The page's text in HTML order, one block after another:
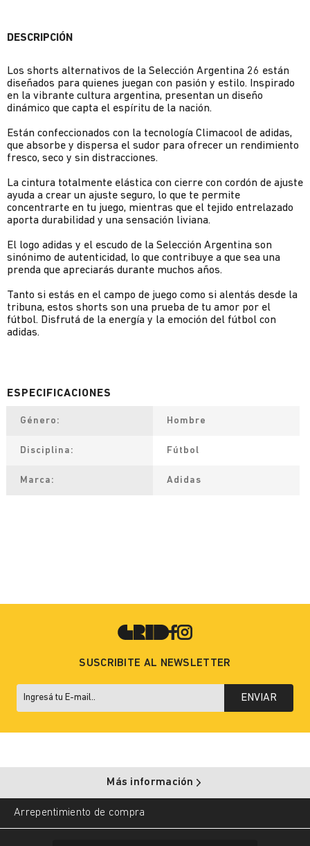
DESCRIPCIÓN
Los shorts alternativos de la Selección Argentina 26 están
diseñados para quienes juegan con pasión y estilo. Inspirado
en la vibrante cultura argentina, presentan un diseño
dinámico que capta el espíritu de la nación.
Están confeccionados con la tecnología Climacool de adidas,
que absorbe y dispersa el sudor para ofrecer un rendimiento
fresco, seco y sin distracciones.
La cintura totalmente elástica con cierre con cordón de ajuste
ayuda a crear un ajuste seguro, lo que te permite
concentrarte en tu juego, mientras que el tejido entrelazado
aporta durabilidad y una sensación liviana.
El logo adidas y el escudo de la Selección Argentina son
sinónimo de autenticidad, lo que contribuye a que sea una
prenda que apreciarás durante muchos años.
Tanto si estás en el campo de juego como si alentás desde la
tribuna, estos shorts son una prueba de tu amor por el
fútbol. Disfrutá de la energía y la emoción del fútbol con
adidas.
Género Hombre
Disciplina Fútbol
Marca Adidas
SUSCRIBITE AL NEWSLETTER
ENVIAR
Más información
Arrepentimiento de compra